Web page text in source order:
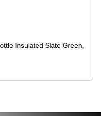
Insulated Slate Green,